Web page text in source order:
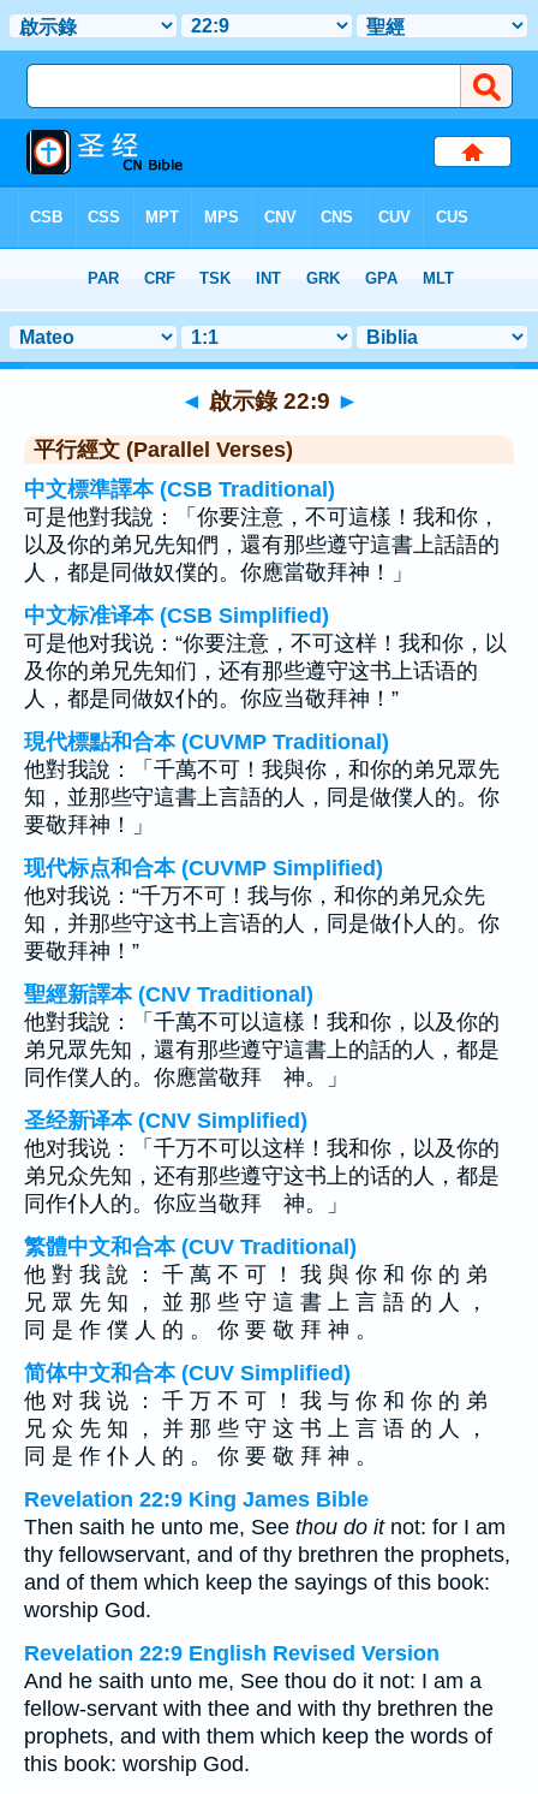
> 聖經金句 9
◄ 啟示錄 22:9 ►
平行經文 (Parallel Verses)
中文標準譯本 (CSB Traditional)
可是他對我說：「你要注意，不可這樣！我和你，
以及你的弟兄先知們，還有那些遵守這書上話語的
人，都是同做奴僕的。你應當敬拜神！」
中文标准译本 (CSB Simplified)
可是他对我说：“你要注意，不可这样！我和你，以
及你的弟兄先知们，还有那些遵守这书上话语的
人，都是同做奴仆的。你应当敬拜神！”
現代標點和合本 (CUVMP Traditional)
他對我說：「千萬不可！我與你，和你的弟兄眾先
知，並那些守這書上言語的人，同是做僕人的。你
要敬拜神！」
现代标点和合本 (CUVMP Simplified)
他对我说：“千万不可！我与你，和你的弟兄众先
知，并那些守这书上言语的人，同是做仆人的。你
要敬拜神！”
聖經新譯本 (CNV Traditional)
他對我說：「千萬不可以這樣！我和你，以及你的
弟兄眾先知，還有那些遵守這書上的話的人，都是
同作僕人的。你應當敬拜 神。」
圣经新译本 (CNV Simplified)
他对我说：「千万不可以这样！我和你，以及你的
弟兄众先知，还有那些遵守这书上的话的人，都是
同作仆人的。你应当敬拜 神。」
繁體中文和合本 (CUV Traditional)
他 對 我 說 ： 千 萬 不 可 ！ 我 與 你 和 你 的 弟
兄 眾 先 知 ， 並 那 些 守 這 書 上 言 語 的 人 ，
同 是 作 僕 人 的 。 你 要 敬 拜 神 。
简体中文和合本 (CUV Simplified)
他 对 我 说 ： 千 万 不 可 ！ 我 与 你 和 你 的 弟
兄 众 先 知 ， 并 那 些 守 这 书 上 言 语 的 人 ，
同 是 作 仆 人 的 。 你 要 敬 拜 神 。
Revelation 22:9 King James Bible
Then saith he unto me, See thou do itnot: for I am
thy fellowservant, and of thy brethren the prophets,
and of them which keep the sayings of this book:
worship God.
Revelation 22:9 English Revised Version
And he saith unto me, See thou do it not: I am a
fellow-servant with thee and with thy brethren the
prophets, and with them which keep the words of
this book: worship God.